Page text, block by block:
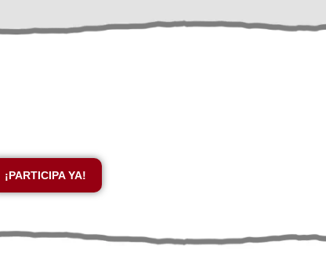
¡PARTICIPA YA!